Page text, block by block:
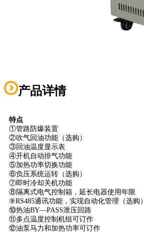
产品详情
特点
①管路防爆装置
②吹气回油功能（选购）
③回油温度显示表
④开机自动排气功能
⑤加热功率切换功能
⑥负压系统运转（选购）
⑦即时冷却关机功能
⑧隔离式电气控制箱，延长电器使用年限
⑨RS485通讯功能，实现自动化管理（选购）
⑩热油BY—PASS泄压回路
⑪多点温度控制机组可订作
⑫油泵马力和加热功率可订作